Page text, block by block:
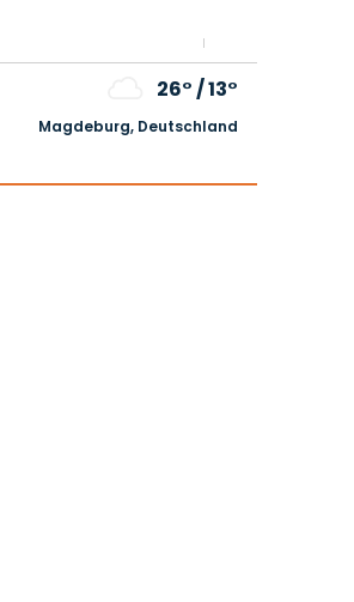
26°/13°
Magdeburg, Deutschland